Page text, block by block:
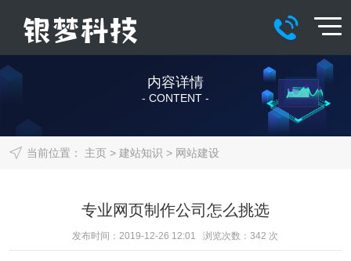
内容详情
- CONTENT -
当前位置： 主页> 建站知识 > 网站建设
专业网页制作公司怎么挑选
发布时间：2019-12-26 12:01 浏览次数：342 次